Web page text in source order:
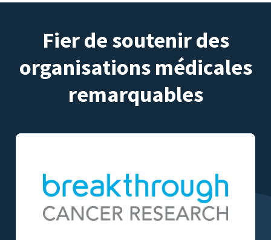
Fier de soutenir des
organisations médicales
remarquables